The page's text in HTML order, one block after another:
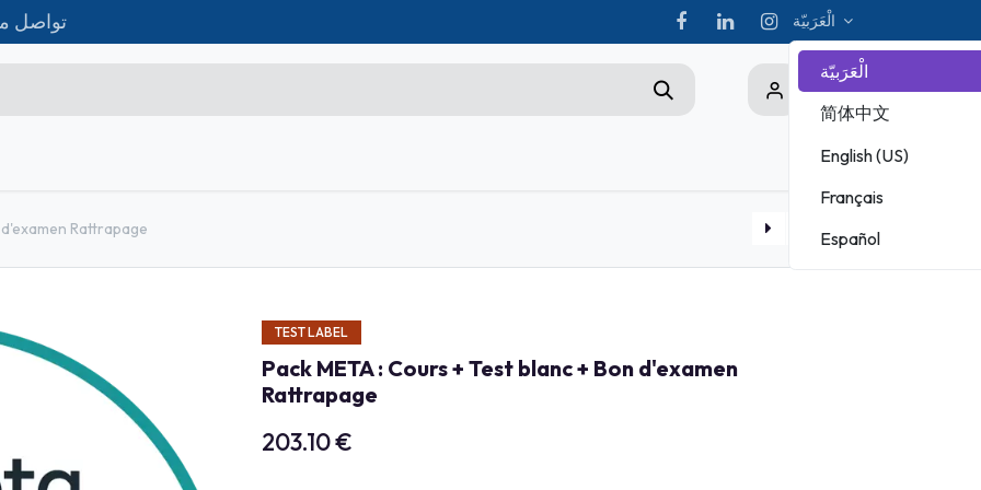
تواصل الْعَرَبيّة
الْعَرَبيّة
简体中文
English (US)
Français
Español
0
Microsoft Excel Débutant
Microsoft Excel Associate
Création d'entreprise
Création de Site
Webmarketing & Réseaux
MICROSOFT
Rattrapage
TEST LABEL
Pack META : Cours + Test blanc + Bon d'examen
Rattrapage
203.10€